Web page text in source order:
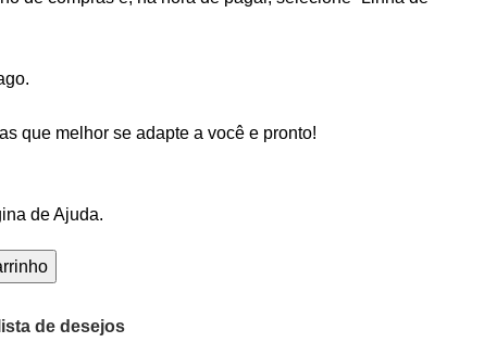
que melhor se adapte a você e pronto!
deAjuda.
de desejos